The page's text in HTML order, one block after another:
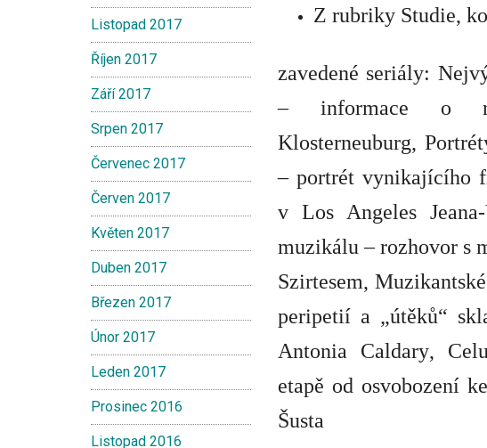
Z rubriky Studie,
zavedené seriály:
– informace o
Klosterneuburg,
– portrét vynikajícího
v Los Angeles
muzikálu – rozhovor s
Szirtesem,
peripetií a „útěků“
Antonia Caldary,
etapě od osvobození
Šusta
Listopad 2017
Říjen 2017
Září 2017
Srpen 2017
Červenec 2017
Červen 2017
Květen 2017
Duben 2017
Březen 2017
Únor 2017
Leden 2017
Prosinec 2016
Listopad 2016